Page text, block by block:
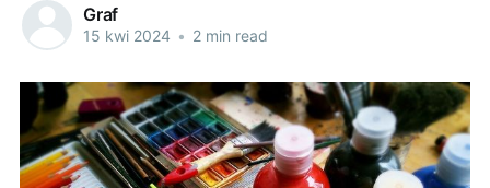
Graf
15 kwi 2024 • 2 min read